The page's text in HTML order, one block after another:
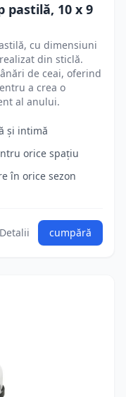
10 x 9
cu dimensiuni
din sticlă.
de ceai, oferind
a crea o
al anului.
și intimă
orice spațiu
în orice sezon
Detalii cumpără